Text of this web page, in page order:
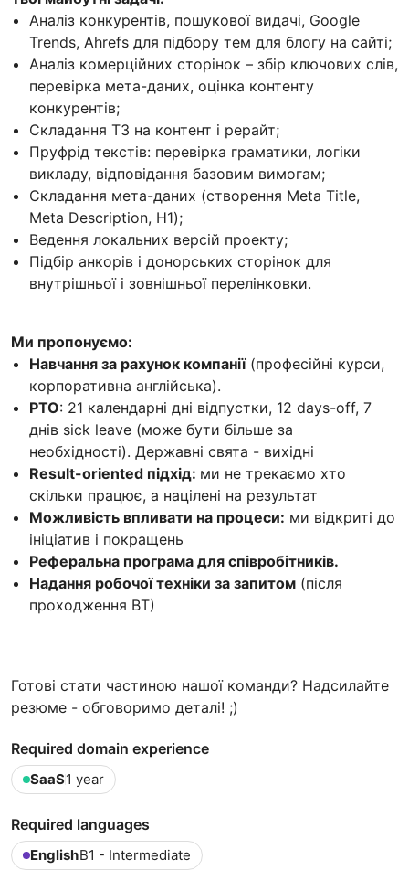
Аналіз конкурентів, пошукової видачі, Google
Trends, Ahrefs для підбору тем для блогу на сайті;
Аналіз комерційних сторінок – збір ключових слів,
перевірка мета-даних, оцінка контенту
конкурентів;
Складання ТЗ на контент і рерайт;
Пруфрід текстів: перевірка граматики, логіки
викладу, відповідання базовим вимогам;
Складання мета-даних (створення Meta Title,
Meta Description, H1);
Ведення локальних версій проекту;
Підбір анкорів і донорських сторінок для
внутрішньої і зовнішньої перелінковки.
Ми пропонуємо:
Навчання за рахунок компанії(професійні курси,
корпоративна англійська).
PTO: 21 календарні дні відпустки, 12 days-off, 7
днів sick leave (може бути більше за
необхідності). Державні свята - вихідні
Result-oriented підхід: ми не трекаємо хто
скільки працює, а націлені на результат
Можливість впливати на процеси: ми відкриті до
ініціатив і покращень
Реферальна програма для співробітників.
Надання робочої техніки за запитом (після
проходження ВТ)
Готові стати частиною нашої команди? Надсилайте
резюме - обговоримо деталі! ;)
Required domain experience
SaaS1 year
Required languages
EnglishB1 - Intermediate